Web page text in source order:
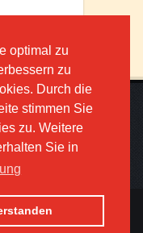
optimal zu
zu
Durch die
stimmen Sie
zu. Weitere
Sie in